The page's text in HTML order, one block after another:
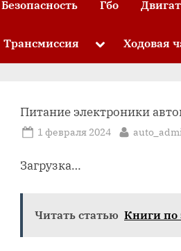
Безопасность Гбо
Трансмиссия Toggle
menu
Ходовая
Питание электроники
Posted
1 февраля 2024 By
Загрузка…
Читать статью Книги по